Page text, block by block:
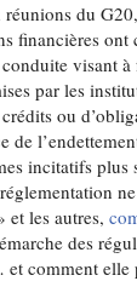
réunions du
financières ont
visant
par les
ou
de
incitatifs plus
et les autres,
des
comment elle